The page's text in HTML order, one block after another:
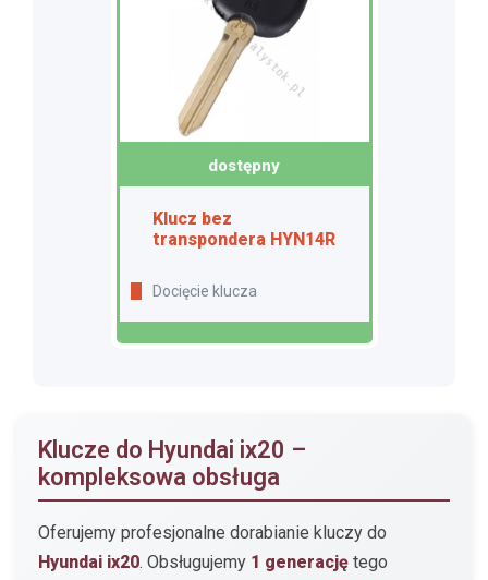
dostępny
Klucz bez
transpondera HYN14R
Docięcie klucza
Klucze do Hyundai ix20 –
kompleksowa obsługa
Oferujemy profesjonalne dorabianie kluczy do
Hyundai ix20. Obsługujemy 1 generację tego